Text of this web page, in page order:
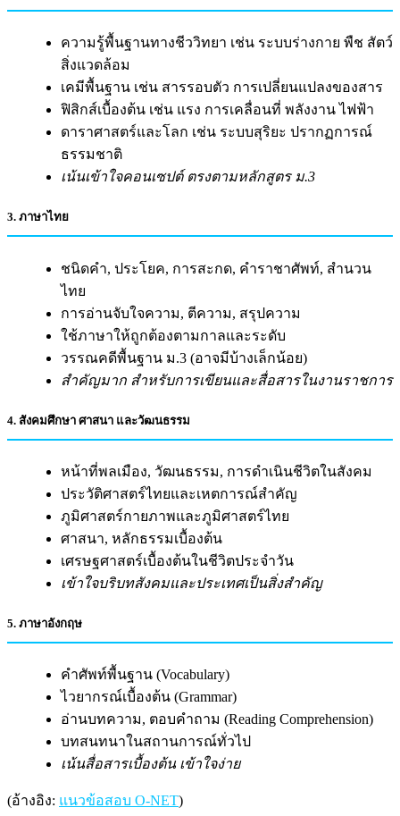
ความรู้พื้นฐานทางชีววิทยา เช่น ระบบร่างกาย พืช สัตว์
สิ่งแวดล้อม
เคมีพื้นฐาน เช่น สารรอบตัว การเปลี่ยนแปลงของสาร
ฟิสิกส์เบื้องต้น เช่น แรง การเคลื่อนที่ พลังงาน ไฟฟ้า
ดาราศาสตร์และโลก เช่น ระบบสุริยะ ปรากฏการณ์
ธรรมชาติ
เน้นเข้าใจคอนเซปต์ ตรงตามหลักสูตร ม.3
3. ภาษาไทย
ชนิดคำ, ประโยค, การสะกด, คำราชาศัพท์, สำนวน
ไทย
การอ่านจับใจความ, ตีความ, สรุปความ
ใช้ภาษาให้ถูกต้องตามกาลและระดับ
วรรณคดีพื้นฐาน ม.3 (อาจมีบ้างเล็กน้อย)
สำคัญมาก สำหรับการเขียนและสื่อสารในงานราชการ
4. สังคมศึกษา ศาสนา และวัฒนธรรม
หน้าที่พลเมือง, วัฒนธรรม, การดำเนินชีวิตในสังคม
ประวัติศาสตร์ไทยและเหตการณ์สำคัญ
ภูมิศาสตร์กายภาพและภูมิศาสตร์ไทย
ศาสนา, หลักธรรมเบื้องต้น
เศรษฐศาสตร์เบื้องต้นในชีวิตประจำวัน
เข้าใจบริบทสังคมและประเทศเป็นสิ่งสำคัญ
5. ภาษาอังกฤษ
คำศัพท์พื้นฐาน (Vocabulary)
ไวยากรณ์เบื้องต้น (Grammar)
อ่านบทความ, ตอบคำถาม (Reading Comprehension)
บทสนทนาในสถานการณ์ทั่วไป
เน้นสื่อสารเบื้องต้น เข้าใจง่าย
(อ้างอิง: แนวข้อสอบ O-NET)